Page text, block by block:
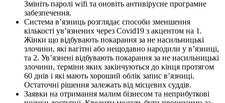
Змініть паролі wifi та оновіть антивірусне програмне
забезпечення.
Система в’язниць розглядає способи зменшення
кількості ув’язнених через Covid19 з акцентом на 1.
Жінки що відбувають покарання за не насильницькі
злочини, які вагітні або нещодавно народили у в’язниці,
та 2. Ув’язнені відбувають покарання за не насильницькі
злочини, терміни яких закінчуються до кінця протягом
60 днів і які мають хороший облік запис в’язниці.
Остаточні рішення залежать від місцевих суддів.
Заявки на отримання малим бізнесом та неприбуткові